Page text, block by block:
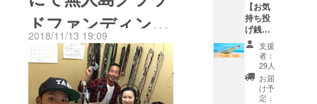
待ちしております。
発メンバーが集い、ぼくら
の無人島開発記は始まりま
した。島と自然に向き合っ
た、現場メンバーの物語。
ドファンディング
を取り上げていた
だきます◆
2018/11/13 19:09
19歳のとき
に初めて仲
間と無人島
でキャンプ
をし、限ら
れた資源で
【お気
持ち投
げ銭】
メン
バーか
らお礼
のメッ
セージ
無人島
支援
者：
29人
お届
け予
定：